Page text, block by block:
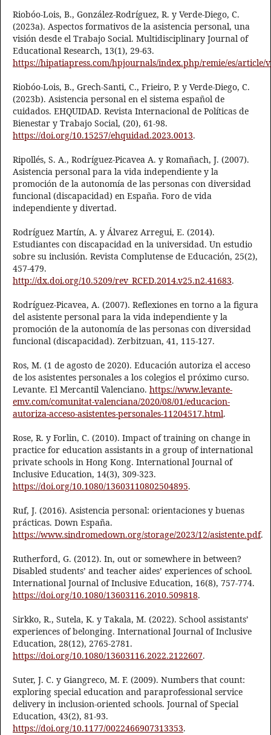
Riobóo-Lois, B., González-Rodríguez, R. y Verde-Diego, C.
(2023a). Aspectos formativos de la asistencia personal, una
visión desde el Trabajo Social. Multidisciplinary Journal of
Educational Research, 13(1), 29-63.
https://hipatiapress.com/hpjournals/index.php/remie/es/article/
Riobóo-Lois, B., Grech-Santi, C., Frieiro, P. y Verde-Diego, C.
(2023b). Asistencia personal en el sistema español de
cuidados. EHQUIDAD. Revista Internacional de Políticas de
Bienestar y Trabajo Social, (20), 61-98.
https://doi.org/10.15257/ehquidad.2023.0013.
Ripollés, S. A., Rodríguez-Picavea A. y Romañach, J. (2007).
Asistencia personal para la vida independiente y la
promoción de la autonomía de las personas con diversidad
funcional (discapacidad) en España. Foro de vida
independiente y divertad.
Rodríguez Martín, A. y Álvarez Arregui, E. (2014).
Estudiantes con discapacidad en la universidad. Un estudio
sobre su inclusión. Revista Complutense de Educación, 25(2),
457-479.
http://dx.doi.org/10.5209/rev_RCED.2014.v25.n2.41683.
Rodríguez-Picavea, A. (2007). Reflexiones en torno a la figura
del asistente personal para la vida independiente y la
promoción de la autonomía de las personas con diversidad
funcional (discapacidad). Zerbitzuan, 41, 115-127.
Ros, M. (1 de agosto de 2020). Educación autoriza el acceso
de los asistentes personales a los colegios el próximo curso.
Levante. El Mercantil Valenciano. https://www.levante-
emv.com/comunitat-valenciana/2020/08/01/educacion-
autoriza-acceso-asistentes-personales-11204517.html.
Rose, R. y Forlin, C. (2010). Impact of training on change in
practice for education assistants in a group of international
private schools in Hong Kong. International Journal of
Inclusive Education, 14(3), 309-323.
https://doi.org/10.1080/13603110802504895.
Ruf, J. (2016). Asistencia personal: orientaciones y buenas
prácticas. Down España.
https://www.sindromedown.org/storage/2023/12/asistente.pdf.
Rutherford, G. (2012). In, out or somewhere in between?
Disabled students’ and teacher aides’ experiences of school.
International Journal of Inclusive Education, 16(8), 757-774.
https://doi.org/10.1080/13603116.2010.509818.
Sirkko, R., Sutela, K. y Takala, M. (2022). School assistants’
experiences of belonging. International Journal of Inclusive
Education, 28(12), 2765-2781.
https://doi.org/10.1080/13603116.2022.2122607.
Suter, J. C. y Giangreco, M. F. (2009). Numbers that count:
exploring special education and paraprofessional service
delivery in inclusion-oriented schools. Journal of Special
Education, 43(2), 81-93.
https://doi.org/10.1177/0022466907313353.